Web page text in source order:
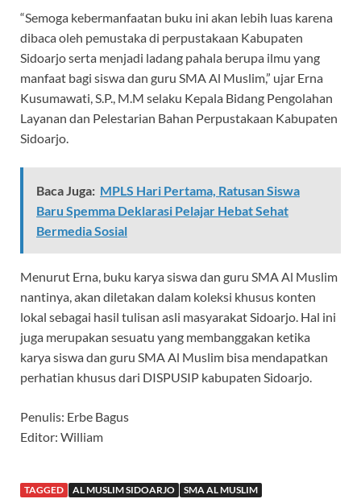
“Semoga kebermanfaatan buku ini akan lebih luas karena
dibaca oleh pemustaka di perpustakaan Kabupaten
Sidoarjo serta menjadi ladang pahala berupa ilmu yang
manfaat bagi siswa dan guru SMA Al Muslim,” ujar Erna
Kusumawati, S.P., M.M selaku Kepala Bidang Pengolahan
Layanan dan Pelestarian Bahan Perpustakaan Kabupaten
Sidoarjo.
Baca Juga: MPLS Hari Pertama, Ratusan Siswa
Baru Spemma Deklarasi Pelajar Hebat Sehat
Bermedia Sosial
Menurut Erna, buku karya siswa dan guru SMA Al Muslim
nantinya, akan diletakan dalam koleksi khusus konten
lokal sebagai hasil tulisan asli masyarakat Sidoarjo. Hal ini
juga merupakan sesuatu yang membanggakan ketika
karya siswa dan guru SMA Al Muslim bisa mendapatkan
perhatian khusus dari DISPUSIP kabupaten Sidoarjo.
Penulis: Erbe Bagus
Editor: William
TAGGED AL MUSLIM SIDOARJO SMA AL MUSLIM